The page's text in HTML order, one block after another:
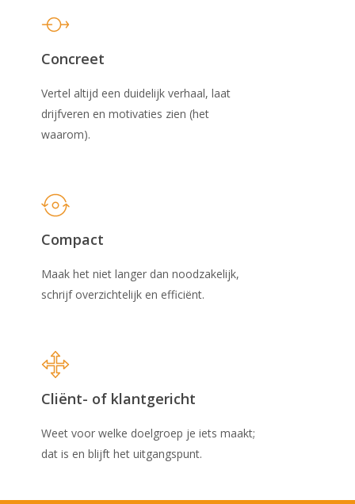
Concreet
Vertel altijd een duidelijk verhaal, laat
drijfveren en motivaties zien (het
waarom).
Compact
Maak het niet langer dan noodzakelijk,
schrijf overzichtelijk en efficiënt.
Cliënt- of klantgericht
Weet voor welke doelgroep je iets maakt;
dat is en blijft het uitgangspunt.